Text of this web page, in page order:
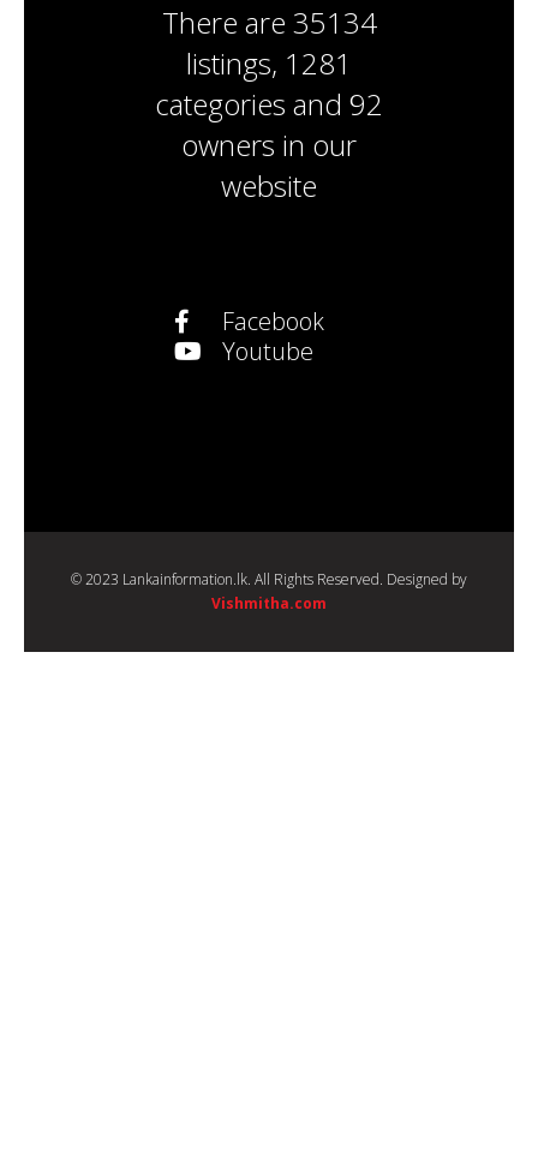
There are 35134
listings, 1281
categories and 92
owners in our
website
Facebook
Youtube
© 2023 Lankainformation.lk. All Rights Reserved. Designed by
Vishmitha.com